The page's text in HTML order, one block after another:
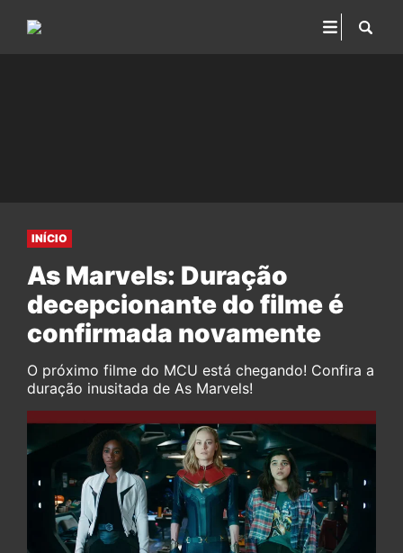
INÍCIO
As Marvels: Duração
decepcionante do filme é
confirmada novamente
O próximo filme do MCU está chegando! Confira a
duração inusitada de As Marvels!